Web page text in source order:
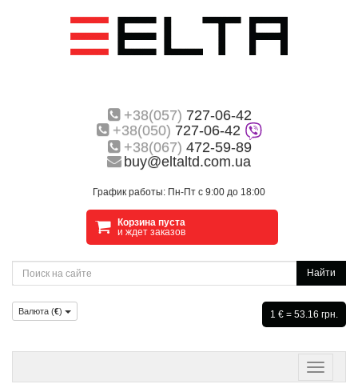
+38(057) 727-06-42
+38(050) 727-06-42
+38(067) 472-59-89
buy@eltaltd.com.ua
График работы: Пн-Пт с 9:00 до 18:00
Корзина пуста
и ждет заказов
Найти
Валюта (€) 1 € = 53.16 грн.